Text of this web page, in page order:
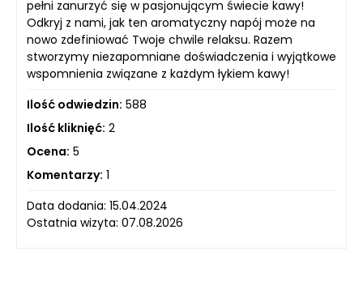
pełni zanurzyć się w pasjonującym świecie kawy!
Odkryj z nami, jak ten aromatyczny napój może na
nowo zdefiniować Twoje chwile relaksu. Razem
stworzymy niezapomniane doświadczenia i wyjątkowe
wspomnienia związane z każdym łykiem kawy!
Ilość odwiedzin: 588
Ilość kliknięć: 2
Ocena: 5
Komentarzy: 1
Data dodania: 15.04.2024
Ostatnia wizyta: 07.08.2026